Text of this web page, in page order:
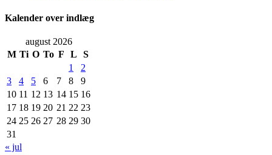
Kalender over indlæg
august 2026
M Ti O To F L
S
1
2
3
4 5 6 7 8
9
10 11 12 13 14 15 16
17 18 19 20 21 22 23
24 25 26 27 28 29 30
31
« jul